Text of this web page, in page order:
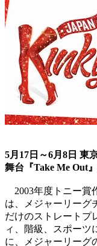
5月17日～6月8日 東
舞台『Take Me Out
2003年度トニー賞
は、メジャーリーグ
だけのストレートプ
ィ、階級、スポーツ
に、メジャーリーグ